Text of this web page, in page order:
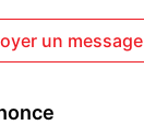
un message